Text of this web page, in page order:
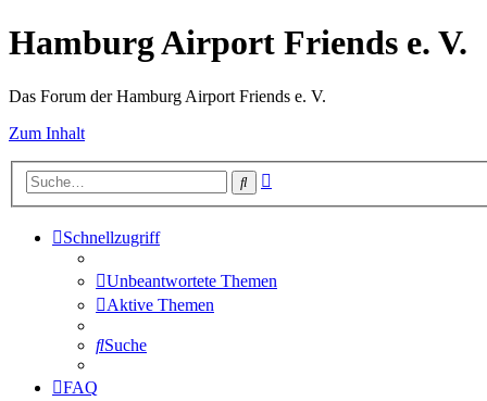
Hamburg Airport Friends e. V.
Das Forum der Hamburg Airport Friends e. V.
Zum Inhalt
Suche
Schnellzugriff
Unbeantwortete Themen
Aktive Themen
Suche
FAQ